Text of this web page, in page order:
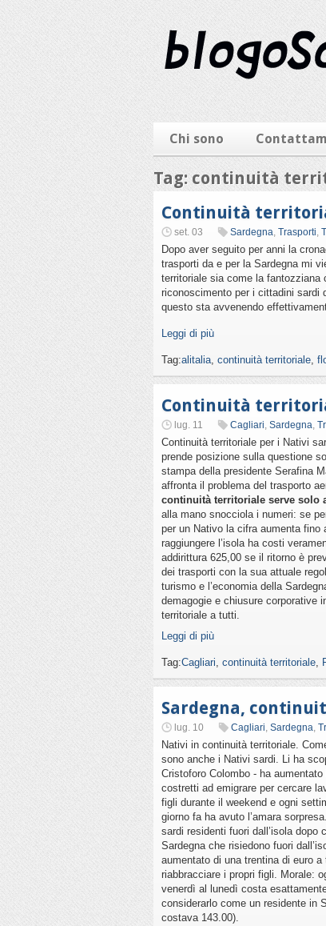
Chi sono
Tag: continuità
Continuità
set. 03 Sardegna, Trasporti,
Dopo aver seguito per anni la
trasporti da e per la Sardegna mi
territoriale sia come la fantozziana
riconoscimento per i cittadini sardi
questo sta avvenendo
Leggi di più
Tag:alitalia, continuità territoriale,
Continuità
lug. 11 Cagliari, Sardegna,
Continuità territoriale per i Nativi
prende posizione sulla questione
stampa della presidente Serafina
affronta il problema del trasporto
continuità territoriale serve solo
alla mano snocciola i numeri: se
per un Nativo la cifra aumenta fino
raggiungere l’isola ha costi
addirittura 625,00 se il ritorno è
dei trasporti con la sua attuale
turismo e l’economia della
demagogie e chiusure corporative
territoriale a tutti.
Leggi di più
Tag:Cagliari, continuità territoriale,
Sardegna,
lug. 10 Cagliari, Sardegna,
Nativi in continuità territoriale.
sono anche i Nativi sardi. Li ha
Cristoforo Colombo - ha
costretti ad emigrare per cercare
figli durante il weekend e ogni
giorno fa ha avuto l’amara
sardi residenti fuori dall’isola dopo
Sardegna che risiedono fuori
aumentato di una trentina di euro
riabbracciare i propri figli. Morale:
venerdì al lunedì costa
considerarlo come un residente in
costava 143.00).